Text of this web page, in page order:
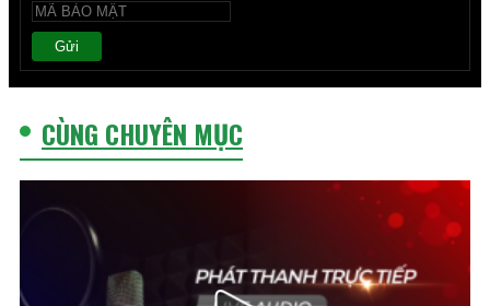
Gửi
CÙNG CHUYÊN MỤC